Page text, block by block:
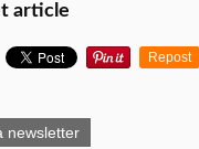
article
Repost
newsletter